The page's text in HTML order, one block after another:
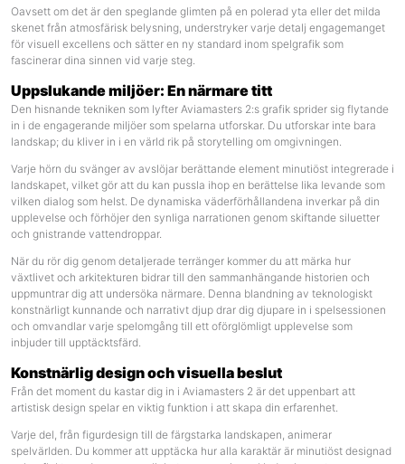
Oavsett om det är den speglande glimten på en polerad yta eller det milda
skenet från atmosfärisk belysning, understryker varje detalj engagemanget
för visuell excellens och sätter en ny standard inom spelgrafik som
fascinerar dina sinnen vid varje steg.
Uppslukande miljöer: En närmare titt
Den hisnande tekniken som lyfter Aviamasters 2:s grafik sprider sig flytande
in i de engagerande miljöer som spelarna utforskar. Du utforskar inte bara
landskap; du kliver in i en värld rik på storytelling om omgivningen.
Varje hörn du svänger av avslöjar berättande element minutiöst integrerade i
landskapet, vilket gör att du kan pussla ihop en berättelse lika levande som
vilken dialog som helst. De dynamiska väderförhållandena inverkar på din
upplevelse och förhöjer den synliga narrationen genom skiftande siluetter
och gnistrande vattendroppar.
När du rör dig genom detaljerade terränger kommer du att märka hur
växtlivet och arkitekturen bidrar till den sammanhängande historien och
uppmuntrar dig att undersöka närmare. Denna blandning av teknologiskt
konstnärligt kunnande och narrativt djup drar dig djupare in i spelsessionen
och omvandlar varje spelomgång till ett oförglömligt upplevelse som
inbjuder till upptäcktsfärd.
Konstnärlig design och visuella beslut
Från det moment du kastar dig in i Aviamasters 2 är det uppenbart att
artistisk design spelar en viktig funktion i att skapa din erfarenhet.
Varje del, från figurdesign till de färgstarka landskapen, animerar
spelvärlden. Du kommer att upptäcka hur alla karaktär är minutiöst designad